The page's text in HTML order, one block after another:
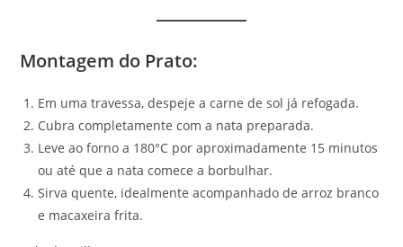
Montagem do Prato:
Em uma travessa, despeje a carne de sol já refogada.
Cubra completamente com a nata preparada.
Leve ao forno a 180°C por aproximadamente 15 minutos
ou até que a nata comece a borbulhar.
Sirva quente, idealmente acompanhado de arroz branco
e macaxeira frita.